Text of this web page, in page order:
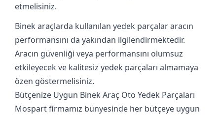
etmelisiniz.
Binek araçlarda kullanılan yedek parçalararacın
performansını da yakından ilgilendirmektedir.
Aracın güvenliği veya performansını olumsuz
etkileyecek ve kalitesiz yedek parçaları almamaya
özen göstermelisiniz.
Bütçenize Uygun Binek Araç Oto Yedek Parçaları
Mospartfirmamız bünyesinde her bütçeye uygun